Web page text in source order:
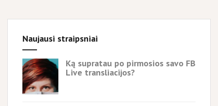
Naujausi straipsniai
Ką supratau po pirmosios savo FB
Live transliacijos?